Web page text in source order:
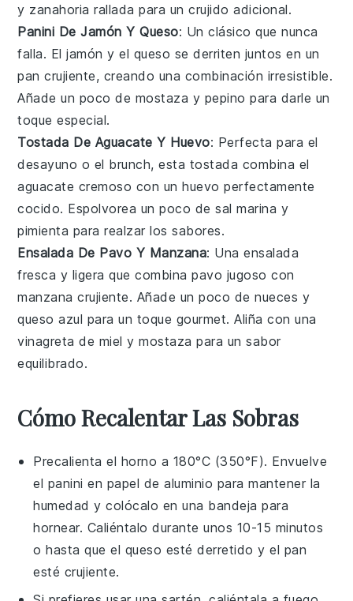
y zanahoria rallada para un crujido adicional.
Panini De Jamón Y Queso: Un clásico que nunca
falla. Eljamón y el queso se derriten juntos en un
pan crujiente, creando una combinación irresistible.
Añade un poco de mostaza y pepino para darle un
toque especial.
Tostada De Aguacate Y Huevo: Perfecta para el
desayuno o el brunch, esta tostada combina el
aguacate cremoso con unhuevo perfectamente
cocido. Espolvorea un poco desal marina y
pimienta para realzar los sabores.
Ensalada De Pavo Y Manzana: Una ensalada
fresca y ligera que combinapavo jugoso con
manzana crujiente. Añade un poco denueces y
queso azul para un toque gourmet. Aliña con una
vinagreta de miel ymostaza para un sabor
equilibrado.
Cómo Recalentar Las Sobras
Precalienta el horno a 180°C (350°F). Envuelve
el panini en papel de aluminio para mantener la
humedad y colócalo en una bandeja para
hornear. Caliéntalo durante unos 10-15 minutos
o hasta que el queso esté derretido y el pan
esté crujiente.